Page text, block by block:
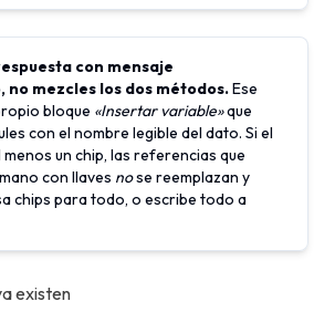
con mensaje
no mezcles los dos métodos.Ese
bloque «Insertar variable»que
con el nombre legible del dato. Si el
un chip, las referencias que
con llaves nose reemplazan y
chips para todo, o escribe todo a
existen